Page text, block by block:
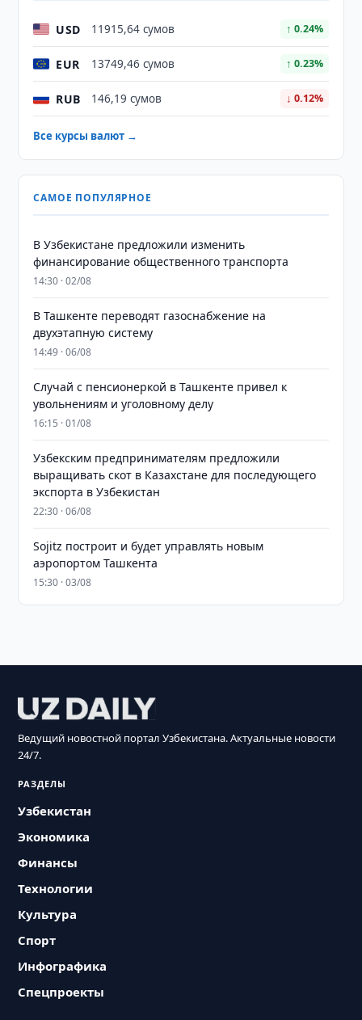
USD 11915,64 сумов ↑ 0.24%
EUR 13749,46 сумов ↑ 0.23%
RUB 146,19 сумов ↓ 0.12%
Все курсы валют →
САМОЕ ПОПУЛЯРНОЕ
В Узбекистане предложили изменить
финансирование общественного транспорта
14:30 · 02/08
В Ташкенте переводят газоснабжение на
двухэтапную систему
14:49 · 06/08
Случай с пенсионеркой в Ташкенте привел к
увольнениям и уголовному делу
16:15 · 01/08
Узбекским предпринимателям предложили
выращивать скот в Казахстане для последующего
экспорта в Узбекистан
22:30 · 06/08
Sojitz построит и будет управлять новым
аэропортом Ташкента
15:30 · 03/08
Ведущий новостной портал Узбекистана. Актуальные новости
24/7.
РАЗДЕЛЫ
Узбекистан
Экономика
Финансы
Технологии
Культура
Спорт
Инфографика
Спецпроекты